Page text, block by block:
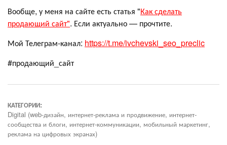
Вообще, у меня на сайте есть статья "Как сделать
продающий сайт". Если актуально — прочтите.
Мой Телеграм-канал: https://t.me/ivchevski_seo_preclic
#продающий_сайт
КАТЕГОРИИ:
Digital (web-дизайн, интернет-реклама и продвижение, интернет-
сообщества и блоги, интернет-коммуникации, мобильный маркетинг,
реклама на цифровых экранах)